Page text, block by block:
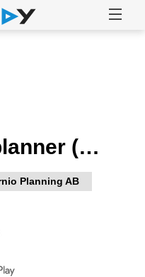
A Better Routeplanner (ABRP)
Planning AB